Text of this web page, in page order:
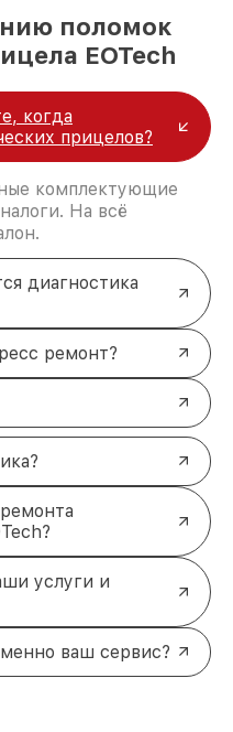
поломок
EOTech
когда
прицелов?
комплектующие
На всё
диагностика
ремонт?
услуги и
ваш сервис?